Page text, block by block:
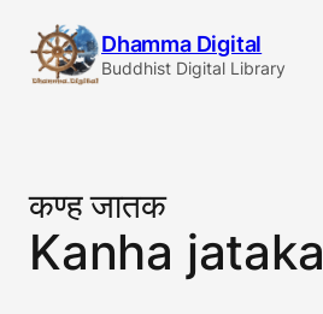
content
Dhamma Digital
Buddhist Digital Library
कण्ह जातक
Kanha jataka